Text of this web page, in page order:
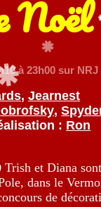
Noël
à 23h00 sur NRJ
,Jearnest
,
: Ron
Trish et Diana
dans le
de